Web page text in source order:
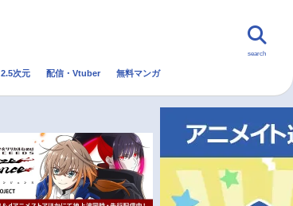
トレンド 無料マンガ
秋アニメ
search
2.5次元 配信・Vtuber 無料マンガ